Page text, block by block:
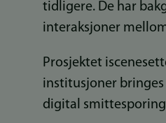
tidligere. De har
interaksjoner
Prosjektet
institusjoner bringes
digital